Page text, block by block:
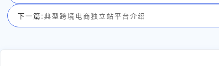
下一篇:典型跨境电商独立站平台介绍